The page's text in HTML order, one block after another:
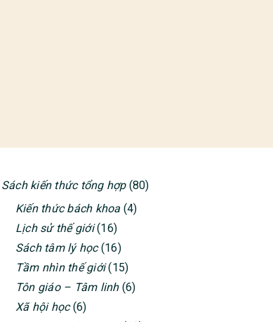
PRIMARY
SIDEBAR
Sách kiến thức tổng hợp(80)
Kiến thức bách khoa (4)
Lịch sử thế giới(16)
Sách tâm lý học(16)
Tầm nhìn thế giới(15)
Tôn giáo – Tâm linh(6)
Xã hội học(6)